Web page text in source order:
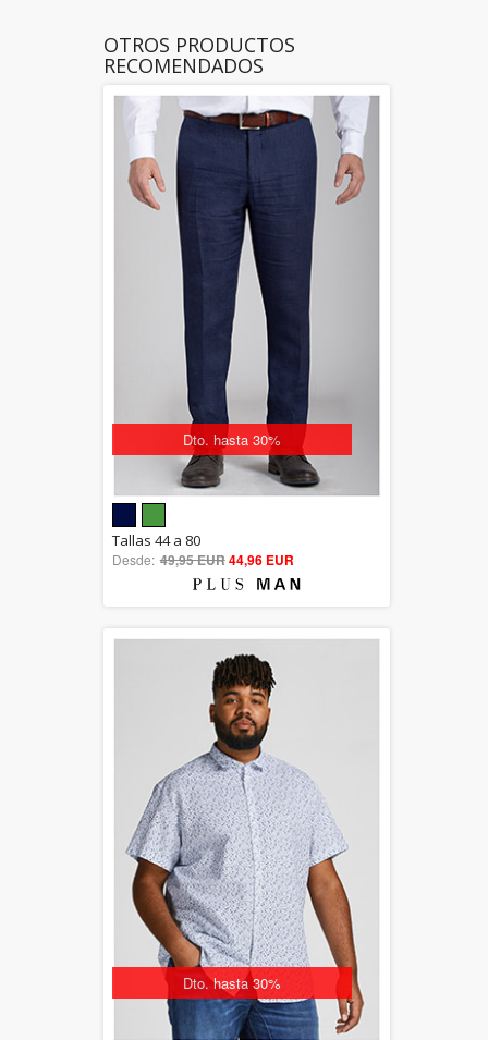
OTROS PRODUCTOS
RECOMENDADOS
Dto. hasta 30%
out of 5
Tallas 44 a 80
Desde: 49,95 EUR44,96 EUR
Dto. hasta 30%